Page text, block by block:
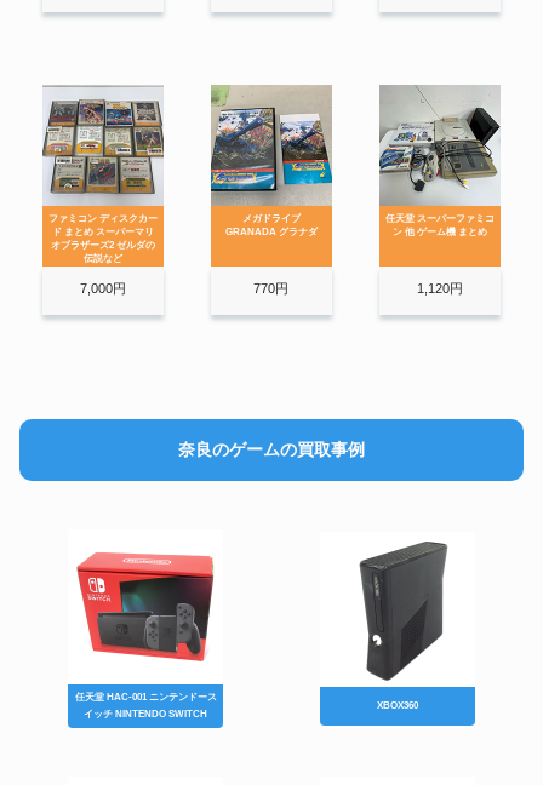
ファミコン ディスクカー
ド まとめ スーパーマリ
オブラザーズ2 ゼルダの
伝説など
7,000円
メガドライブ
GRANADA グラナダ
770円
任天堂 スーパーファミコ
ン 他 ゲーム機 まとめ
1,120円
奈良のゲームの買取事例
任天堂 HAC-001 ニンテンドース
イッチ NINTENDO SWITCH
XBOX360